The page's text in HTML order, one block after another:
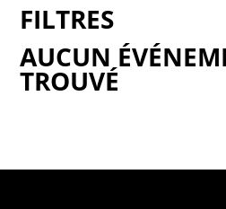
AUCUN
TROUVÉ
FILTRES